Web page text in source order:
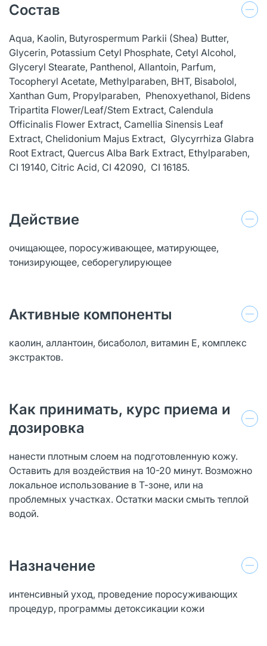
Состав
Aqua, Kaolin, Butyrospermum Parkii (Shea) Butter,
Glycerin, Potassium Cetyl Phosphate, Cetyl Alcohol,
Glyceryl Stearate, Panthenol, Allantoin, Parfum,
Tocopheryl Acetate, Methylparaben, BHT, Bisabolol,
Xanthan Gum, Propylparaben, Phenoxyethanol, Bidens
Tripartita Flower/Leaf/Stem Extract, Calendula
Officinalis Flower Extract, Camellia Sinensis Leaf
Extract, Chelidonium Majus Extract, Glycyrrhiza Glabra
Root Extract, Quercus Alba Bark Extract, Ethylparaben,
CI 19140, Citric Acid, CI 42090, CI 16185.
Действие
очищающее, поросуживающее, матирующее,
тонизирующее, себорегулирующее
Активные компоненты
каолин, аллантоин, бисаболол, витамин Е, комплекс
экстрактов.
Как принимать, курс приема и
дозировка
нанести плотным слоем на подготовленную кожу.
Оставить для воздействия на 10-20 минут. Возможно
локальное использование в Т-зоне, или на
проблемных участках. Остатки маски смыть теплой
водой.
Назначение
интенсивный уход, проведение поросуживающих
процедур, программы детоксикации кожи